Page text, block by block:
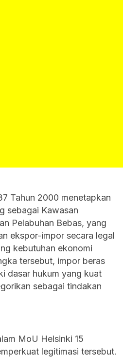
Tahun 2000 menetapkan
sebagai Kawasan
Pelabuhan Bebas, yang
ekspor-impor secara legal
kebutuhan ekonomi
tersebut, impor beras
dasar hukum yang kuat
sebagai tindakan
MoU Helsinki 15
legitimasi tersebut.